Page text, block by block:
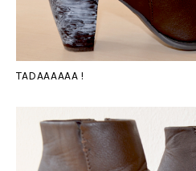
TADAAAAAA !